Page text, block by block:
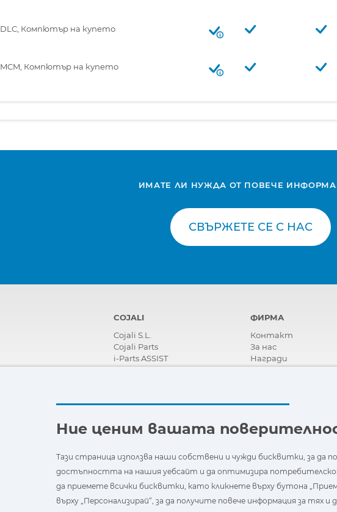
DLC, Компютър на купето
MCM, Компютър на купето
ИМАТЕ ЛИ НУЖДА ОТ ПОВЕЧЕ
СВЪРЖЕТЕ СЕ С НАС
COJALI
Cojali S.L.
Cojali Parts
i-Parts ASSIST
ФИРМА
Контакт
За нас
Награди
Сертификати
Станете
Видеа
FAQ - Често
Ние ценим вашата
Тази страница използва наши собствени и чужди бисквитки, за да
достъпността на нашия уебсайт и да оптимизира
да приемете всички бисквитки, като кликнете върху бутона
върху „Персонализирай“, за да получите повече информация за тях